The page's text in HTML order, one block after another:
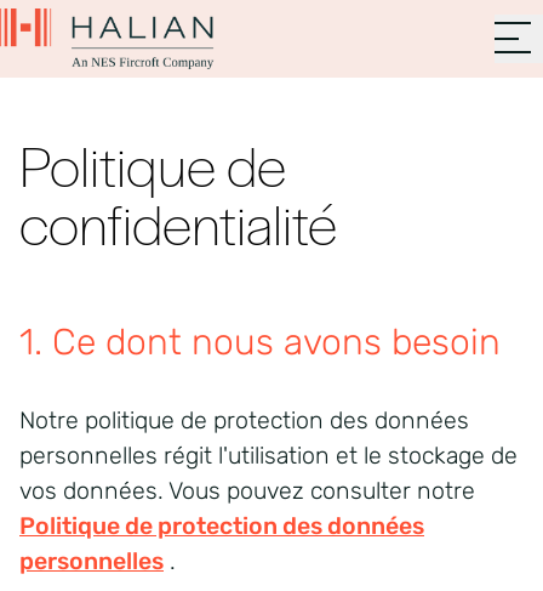
Politique de
confidentialité
1. Ce dont nous avons besoin
Notre politique de protection des données
personnelles régit l'utilisation et le stockage de
vos données. Vous pouvez consulter notre
Politique de protection des données
personnelles .